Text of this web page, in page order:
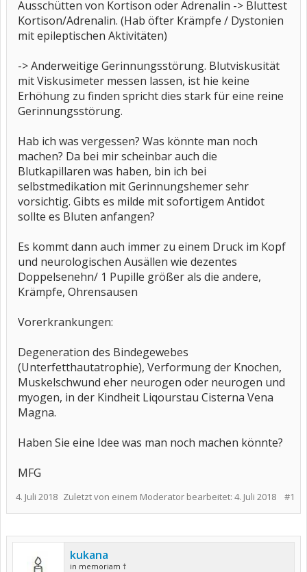
Ausschütten von Kortison oder Adrenalin -> Bluttest
Kortison/Adrenalin. (Hab öfter Krämpfe / Dystonien
mit epileptischen Aktivitäten)
-> Anderweitige Gerinnungsstörung. Blutviskusität
mit Viskusimeter messen lassen, ist hie keine
Erhöhung zu finden spricht dies stark für eine reine
Gerinnungsstörung.
Hab ich was vergessen? Was könnte man noch
machen? Da bei mir scheinbar auch die
Blutkapillaren was haben, bin ich bei
selbstmedikation mit Gerinnungshemer sehr
vorsichtig. Gibts es milde mit sofortigem Antidot
sollte es Bluten anfangen?
Es kommt dann auch immer zu einem Druck im Kopf
und neurologischen Ausällen wie dezentes
Doppelsenehn/ 1 Pupille größer als die andere,
Krämpfe, Ohrensausen
Vorerkrankungen:
Degeneration des Bindegewebes
(Unterfetthautatrophie), Verformung der Knochen,
Muskelschwund eher neurogen oder neurogen und
myogen, in der Kindheit Liqourstau Cisterna Vena
Magna.
Haben Sie eine Idee was man noch machen könnte?
MFG
#1
4. Juli 2018 Zuletzt von einem Moderator bearbeitet: 4. Juli 2018
kukana
in memoriam †